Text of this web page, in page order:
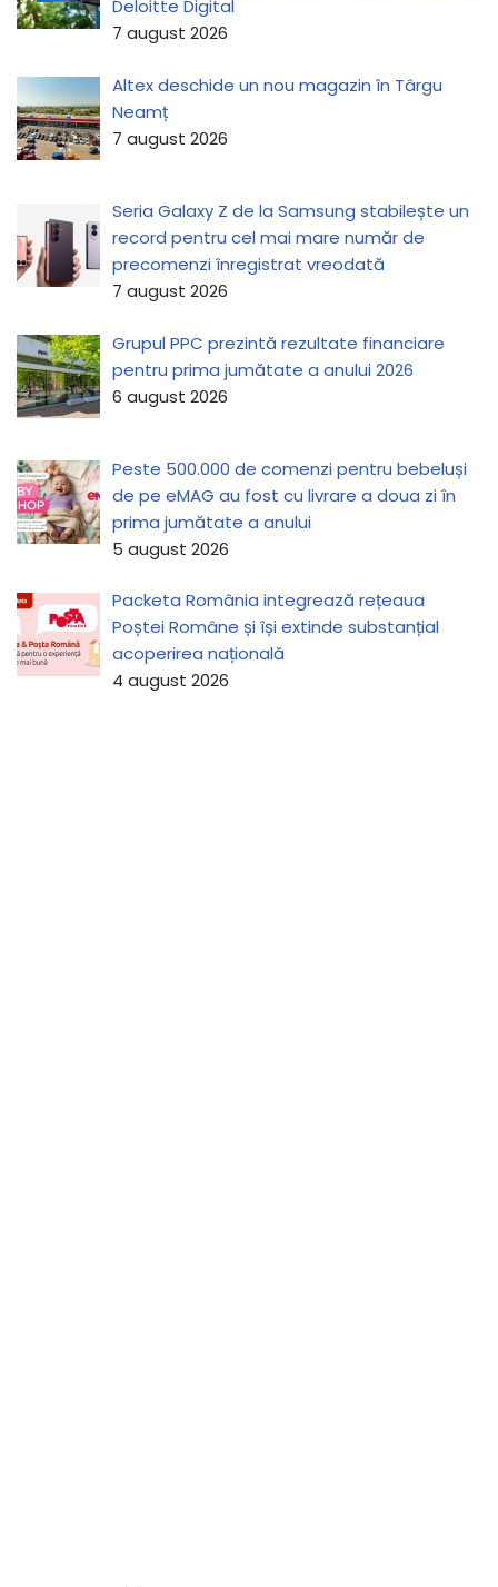
Deloitte Digital
7 august 2026
Altex deschide un nou magazin în Târgu
Neamț
7 august 2026
Seria Galaxy Z de la Samsung stabilește un
record pentru cel mai mare număr de
precomenzi înregistrat vreodată
7 august 2026
Grupul PPC prezintă rezultate financiare
pentru prima jumătate a anului 2026
6 august 2026
Peste 500.000 de comenzi pentru bebeluși
de pe eMAG au fost cu livrare a doua zi în
prima jumătate a anului
5 august 2026
Packeta România integrează rețeaua
Poștei Române și își extinde substanțial
acoperirea națională
4 august 2026